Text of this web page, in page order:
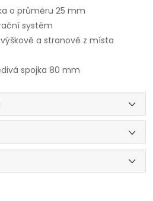
o průměru 25 mm
systém
a stranově z místa
spojka 80 mm